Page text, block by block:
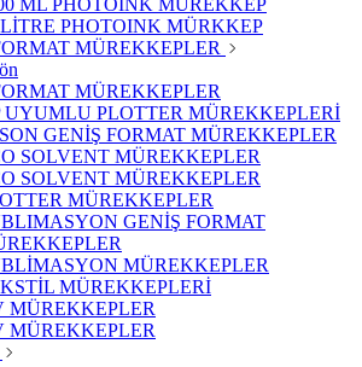
ML PHOTOINK MÜREKKEP
LİTRE PHOTOINK MÜRKKEP
MÜREKKEPLER
MÜREKKEPLER
UYUMLU PLOTTER MÜREKKEPLERİ
GENİŞ FORMAT MÜREKKEPLER
SOLVENT MÜREKKEPLER
SOLVENT MÜREKKEPLER
MÜREKKEPLER
GENİŞ FORMAT
MÜREKKEPLER
MÜREKKEPLERİ
MÜREKKEPLER
MÜREKKEPLER